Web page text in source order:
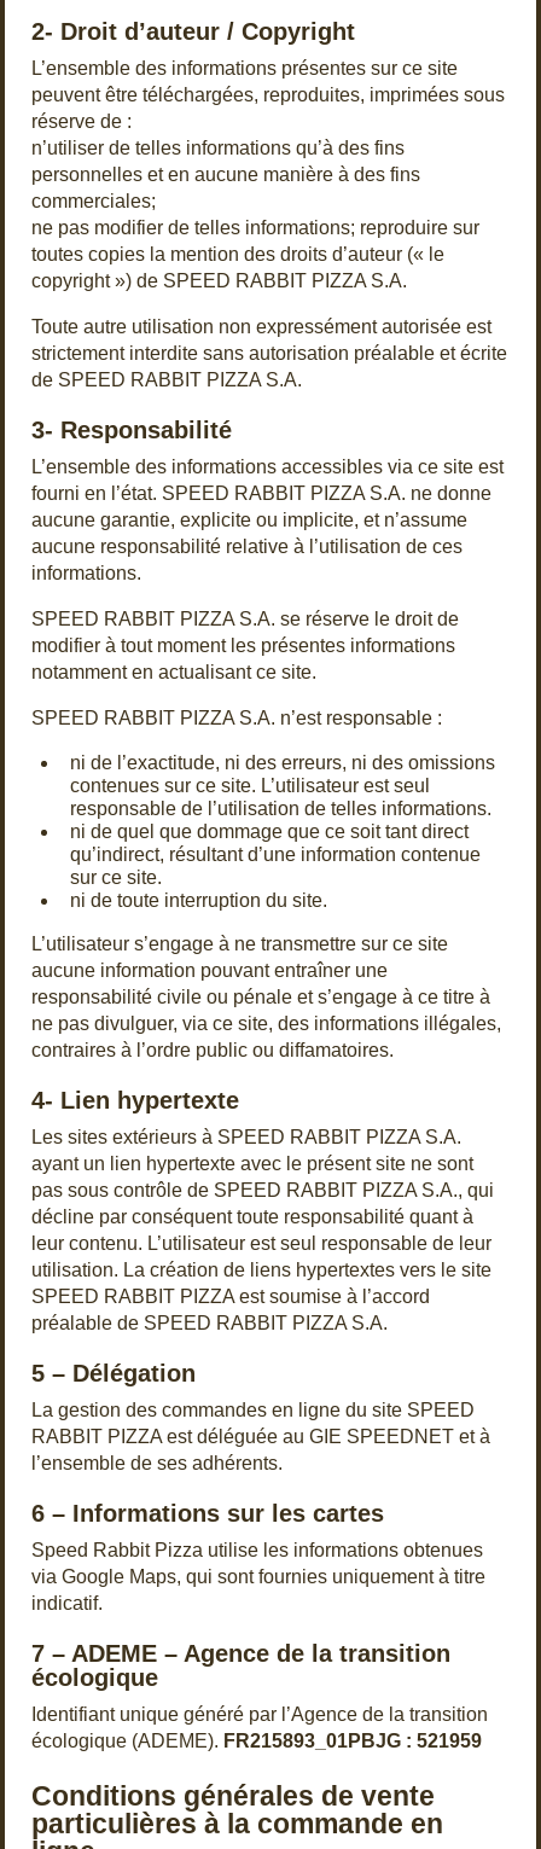
2- Droit d’auteur / Copyright
L’ensemble des informations présentes sur ce site
peuvent être téléchargées, reproduites, imprimées sous
réserve de :
n’utiliser de telles informations qu’à des fins
personnelles et en aucune manière à des fins
commerciales;
ne pas modifier de telles informations; reproduire sur
toutes copies la mention des droits d’auteur (« le
copyright ») de SPEED RABBIT PIZZA S.A.
Toute autre utilisation non expressément autorisée est
strictement interdite sans autorisation préalable et écrite
de SPEED RABBIT PIZZA S.A.
3- Responsabilité
L’ensemble des informations accessibles via ce site est
fourni en l’état. SPEED RABBIT PIZZA S.A. ne donne
aucune garantie, explicite ou implicite, et n’assume
aucune responsabilité relative à l’utilisation de ces
informations.
SPEED RABBIT PIZZA S.A. se réserve le droit de
modifier à tout moment les présentes informations
notamment en actualisant ce site.
SPEED RABBIT PIZZA S.A. n’est responsable :
ni de l’exactitude, ni des erreurs, ni des omissions
contenues sur ce site. L’utilisateur est seul
responsable de l’utilisation de telles informations.
ni de quel que dommage que ce soit tant direct
qu’indirect, résultant d’une information contenue
sur ce site.
ni de toute interruption du site.
L’utilisateur s’engage à ne transmettre sur ce site
aucune information pouvant entraîner une
responsabilité civile ou pénale et s’engage à ce titre à
ne pas divulguer, via ce site, des informations illégales,
contraires à l’ordre public ou diffamatoires.
4- Lien hypertexte
Les sites extérieurs à SPEED RABBIT PIZZA S.A.
ayant un lien hypertexte avec le présent site ne sont
pas sous contrôle de SPEED RABBIT PIZZA S.A., qui
décline par conséquent toute responsabilité quant à
leur contenu. L’utilisateur est seul responsable de leur
utilisation. La création de liens hypertextes vers le site
SPEED RABBIT PIZZA est soumise à l’accord
préalable de SPEED RABBIT PIZZA S.A.
5 – Délégation
La gestion des commandes en ligne du site SPEED
RABBIT PIZZA est déléguée au GIE SPEEDNET et à
l’ensemble de ses adhérents.
6 – Informations sur les cartes
Speed Rabbit Pizza utilise les informations obtenues
via Google Maps, qui sont fournies uniquement à titre
indicatif.
7 – ADEME – Agence de la transition
écologique
Identifiant unique généré par l’Agence de la transition
écologique (ADEME). FR215893_01PBJG : 521959
Conditions générales de vente
particulières à la commande en